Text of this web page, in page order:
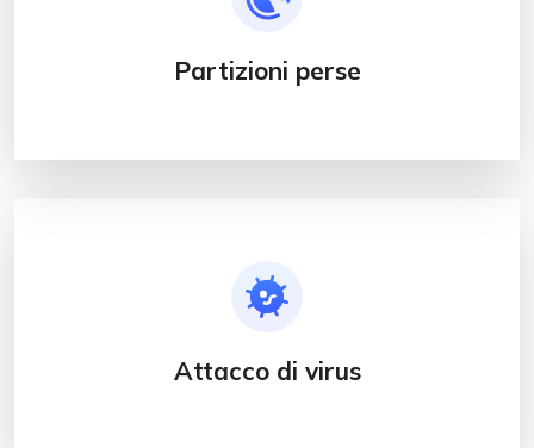
Partizioni perse
Attacco di virus